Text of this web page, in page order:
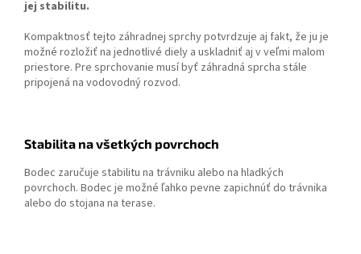
jej stabilitu.
Kompaktnosť tejto záhradnej sprchy potvrdzuje aj fakt, že ju je
možné rozložiť na jednotlivé diely a uskladniť aj v veľmi malom
priestore. Pre sprchovanie musí byť záhradná sprcha stále
pripojená na vodovodný rozvod.
Stabilita na všetkých povrchoch
Bodec zaručuje stabilitu na trávniku alebo na hladkých
povrchoch. Bodec je možné ľahko pevne zapichnúť do trávnika
alebo do stojana na terase.